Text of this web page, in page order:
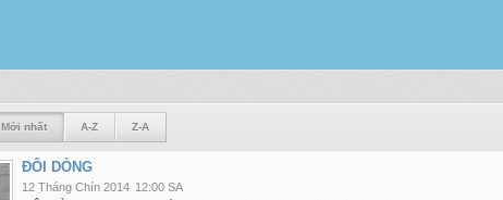
Mới nhất A-Z Z-A
ĐÔI DÒNG
12 Tháng Chín 2014 12:00 SA